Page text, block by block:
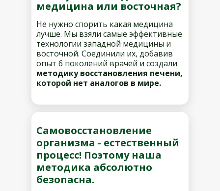
медицина или восточная?
Не нужно спорить какая медицина
лучше. Мы взяли самые эффективные
технологии западной медицины и
восточной. Соединили их, добавив
опыт 6 поколений врачей и создали
методику восстановления печени,
которой нет аналогов в мире.
Самовосстановление
организма - естественный
процесс! Поэтому наша
методика абсолютно
безопасна.